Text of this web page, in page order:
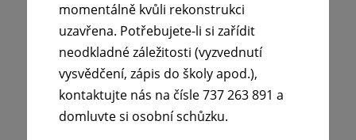
momentálně kvůli rekonstrukci
uzavřena. Potřebujete-li si zařídit
neodkladné záležitosti (vyzvednutí
vysvědčení, zápis do školy apod.),
kontaktujte nás na čísle 737 263 891 a
domluvte si osobní schůzku.